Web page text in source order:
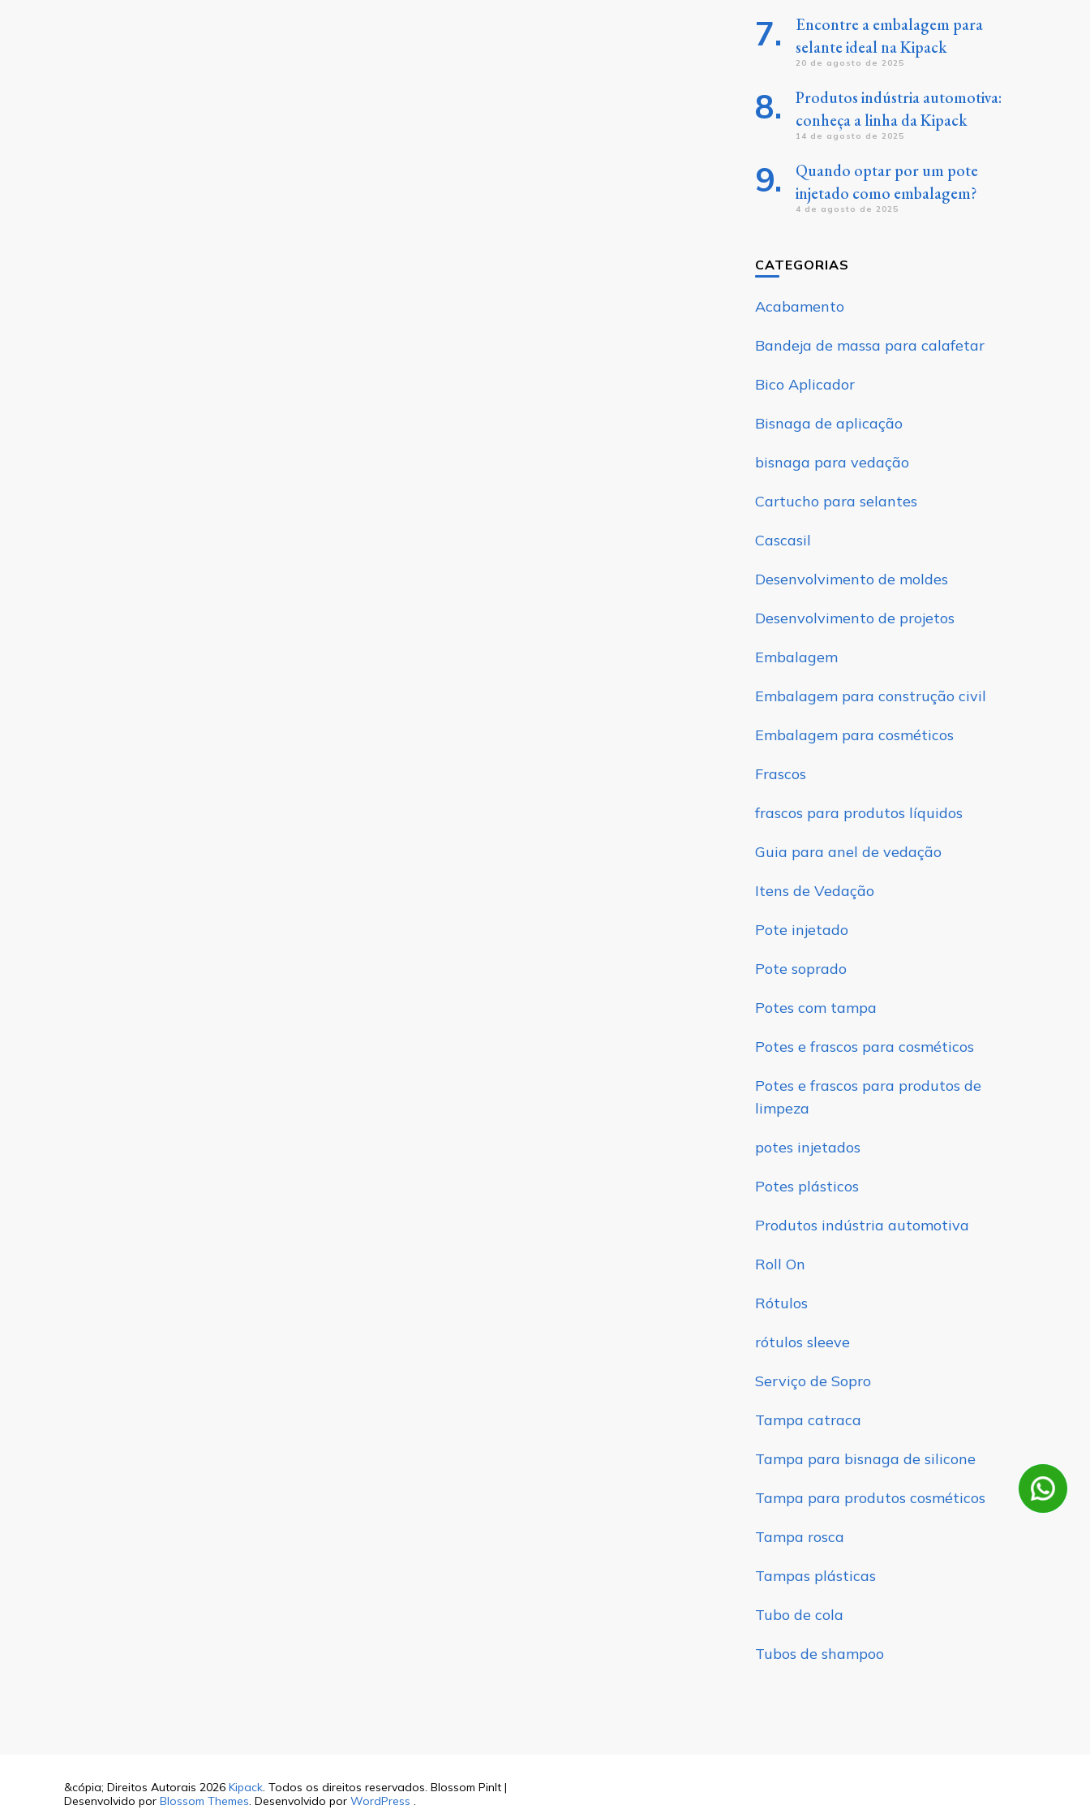
Encontre a embalagem para
selante ideal na Kipack
20 de agosto de 2025
Produtos indústria automotiva:
conheça a linha da Kipack
14 de agosto de 2025
Quando optar por um pote
injetado como embalagem?
4 de agosto de 2025
CATEGORIAS
Acabamento
Bandeja de massa para calafetar
Bico Aplicador
Bisnaga de aplicação
bisnaga para vedação
Cartucho para selantes
Cascasil
Desenvolvimento de moldes
Desenvolvimento de projetos
Embalagem
Embalagem para construção civil
Embalagem para cosméticos
Frascos
frascos para produtos líquidos
Guia para anel de vedação
Itens de Vedação
Pote injetado
Pote soprado
Potes com tampa
Potes e frascos para cosméticos
Potes e frascos para produtos de
limpeza
potes injetados
Potes plásticos
Produtos indústria automotiva
Roll On
Rótulos
rótulos sleeve
Serviço de Sopro
Tampa catraca
Tampa para bisnaga de silicone
Tampa para produtos cosméticos
Tampa rosca
Tampas plásticas
Tubo de cola
Tubos de shampoo
&cópia; Direitos Autorais 2026 Kipack. Todos os direitos reservados. Blossom PinIt |
Desenvolvido por Blossom Themes. Desenvolvido por WordPress .